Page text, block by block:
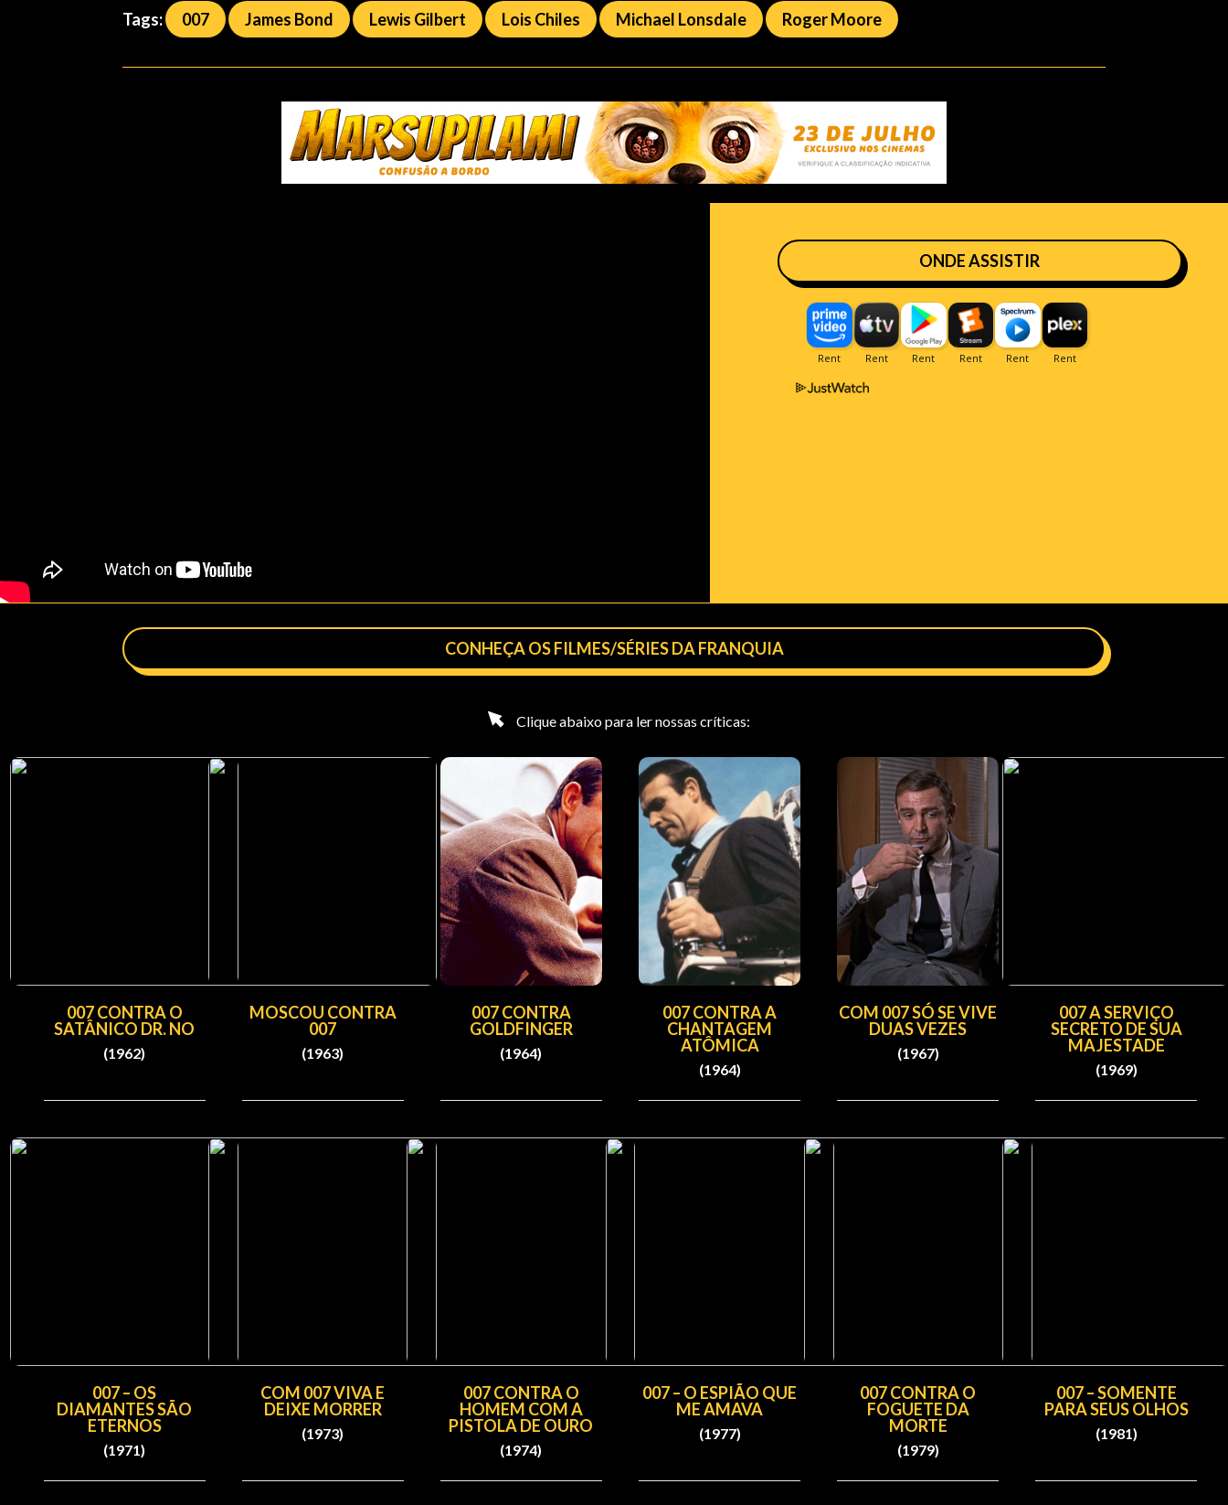
Tags: 007 James Bond Lewis Gilbert Lois Chiles Michael Lonsdale Roger Moore
ONDE ASSISTIR
CONHEÇA OS FILMES/SÉRIES DA FRANQUIA
Clique abaixo para ler nossas críticas:
007 CONTRA O
SATÂNICO DR. NO
(1962)
MOSCOU CONTRA
007
(1963)
007 CONTRA
GOLDFINGER
(1964)
007 CONTRA A
CHANTAGEM
ATÔMICA
(1964)
COM 007 SÓ SE VIVE
DUAS VEZES
(1967)
007 A SERVIÇO
SECRETO DE SUA
MAJESTADE
(1969)
007 – OS
DIAMANTES SÃO
ETERNOS
(1971)
COM 007 VIVA E
DEIXE MORRER
(1973)
007 CONTRA O
HOMEM COM A
PISTOLA DE OURO
(1974)
007 – O ESPIÃO QUE
ME AMAVA
(1977)
007 CONTRA O
FOGUETE DA
MORTE
(1979)
007 – SOMENTE
PARA SEUS OLHOS
(1981)